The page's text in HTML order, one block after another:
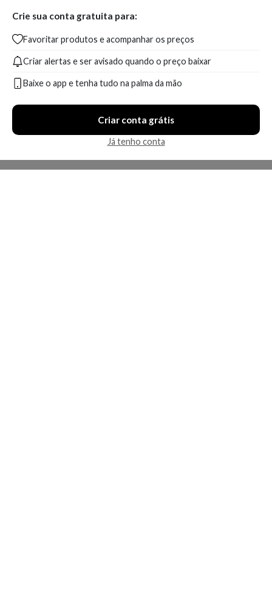
Leave-in Redken Extreme
Produto indisponível
Em breve
Produto indisponível
Em breve
Crie sua conta gratuita para:
Favoritar produtos e acompanhar os preços
Criar alertas e ser avisado quando o preço baixar
Baixe o app e tenha tudo na palma da mão
Criar conta grátis
Já tenho conta